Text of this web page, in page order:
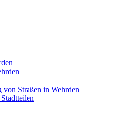
von Straßen in Wehrden